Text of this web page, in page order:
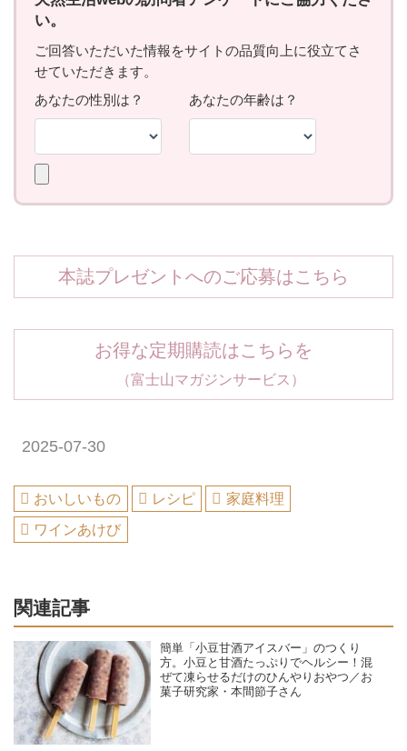
本誌プレゼントへのご応募はこちら
お得な定期購読はこちらを
（富士山マガジンサービス）
2025-07-30
おいしいもの レシピ
家庭料理
ワインあけび
関連記事
簡単「小豆甘酒アイスバー」のつくり
方。小豆と甘酒たっぷりでヘルシー！混
ぜて凍らせるだけのひんやりおやつ／お
菓子研究家・本間節子さん